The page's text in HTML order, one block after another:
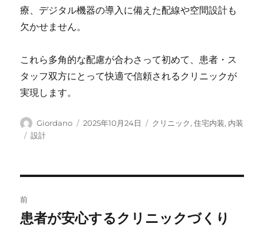
療、デジタル機器の導入に備えた配線や空間設計も
欠かせません。
これら多角的な配慮が合わさって初めて、患者・ス
タッフ双方にとって快適で信頼されるクリニックが
実現します。
投
稿
Giordano
投
2025年10月24日
カ
クリニック,住宅内装, 内装
タ
設計
稿
前
前
患者が安心するクリニックづくり